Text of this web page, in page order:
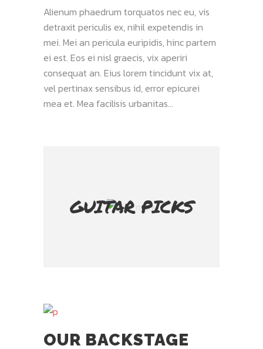
Alienum phaedrum torquatos nec eu, vis
detraxit periculis ex, nihil expetendis in
mei. Mei an pericula euripidis, hinc partem
ei est. Eos ei nisl graecis, vix aperiri
consequat an. Eius lorem tincidunt vix at,
vel pertinax sensibus id, error epicurei
mea et. Mea facilisis urbanitas...
GUITAR PICKS
OUR BACKSTAGE